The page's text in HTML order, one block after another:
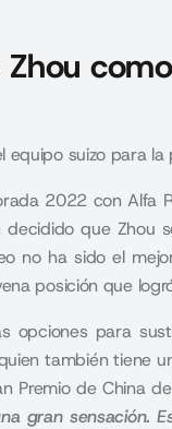
suizo para
2022 con Alfa
que Zhou
no ha sido el
posición que
opciones para
también tiene
Premio de China
gran sensación.